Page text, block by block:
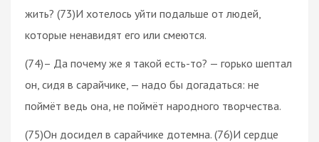
жить? (73)И хотелось уйти подальше от людей,
которые ненавидят его или смеются.
(74)– Да почему же я такой есть-то? — горько шептал
он, сидя в сарайчике, — надо бы догадаться: не
поймёт ведь она, не поймёт народного творчества.
(75)Он досидел в сарайчике дотемна. (76)И сердце